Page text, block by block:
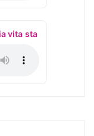
vita sta